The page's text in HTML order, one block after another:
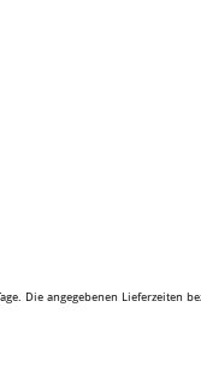
Die angegebenen Lieferzeiten